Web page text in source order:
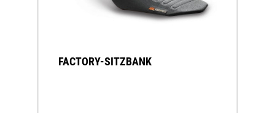
FACTORY-SITZBANK